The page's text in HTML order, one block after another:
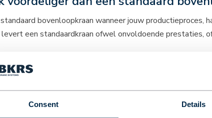
Consent Details
bovenloopkraan wanneer jouw
een standaardkraan ofwel onvoldoende prestaties,
voor situaties met gangbare spanwijdten,
belastingscenario’s, explosiegevaarlijke
een centrale rol speelt in een geautomatiseerd